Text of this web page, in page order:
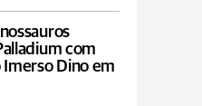
com
Dino em